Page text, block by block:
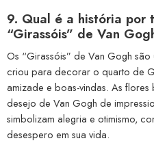
9. Qual é a história por
“Girassóis” de Van
Os “Girassóis” de Van Gogh
criou para decorar o quarto de
amizade e boas-vindas. As flores
desejo de Van Gogh de
simbolizam alegria e otimismo,
desespero em sua vida.